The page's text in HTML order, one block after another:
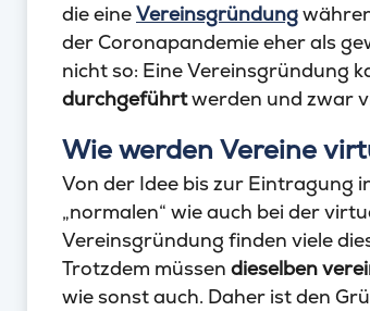
die eineVereinsgründung
der Coronapandemie eher als
nicht so: Eine Vereinsgründung
durchgeführtwerden und zwar
Wie werden Vereine
Von der Idee bis zur Eintragung
„normalen“ wie auch bei der
Vereinsgründung finden viele
Trotzdem müssen dieselben
wie sonst auch. Daher ist den